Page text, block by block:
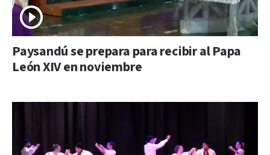
Paysandú se prepara para recibir al Papa
León XIV en noviembre